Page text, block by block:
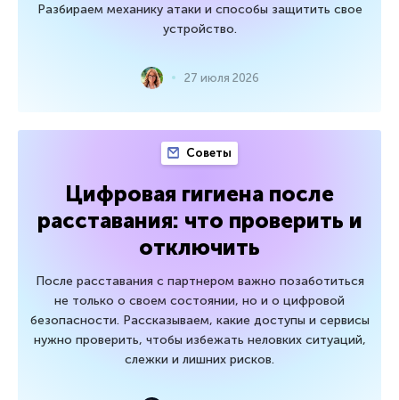
Разбираем механику атаки и способы защитить свое
устройство.
27 июля 2026
Советы
Цифровая гигиена после
расставания: что проверить и
отключить
После расставания с партнером важно позаботиться
не только о своем состоянии, но и о цифровой
безопасности. Рассказываем, какие доступы и сервисы
нужно проверить, чтобы избежать неловких ситуаций,
слежки и лишних рисков.